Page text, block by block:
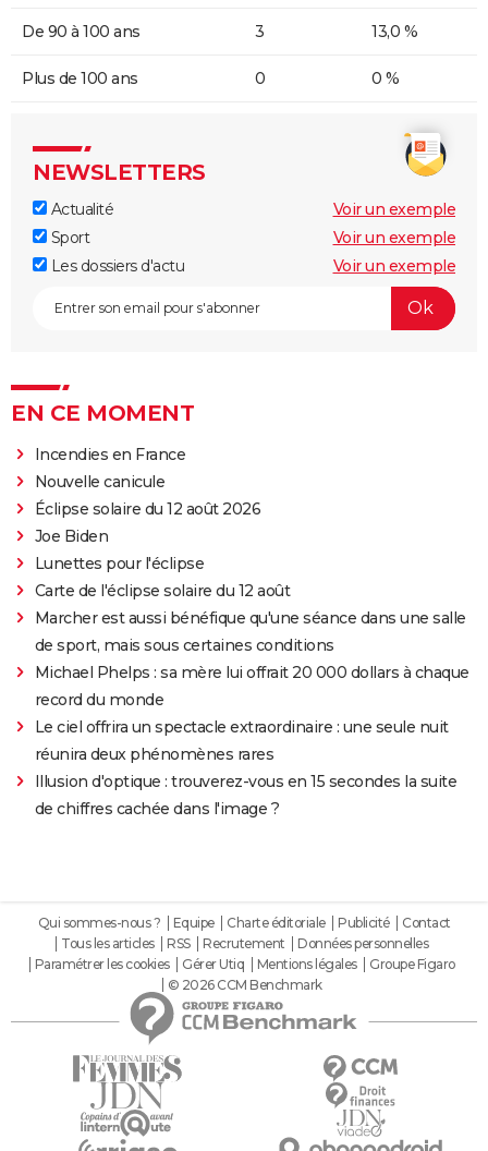
De 90 à 100 ans 3 13,0 %
Plus de 100 ans 0 0 %
NEWSLETTERS
Actualité
Voir un exemple
Sport
Voir un exemple
Les dossiers d'actu
Voir un exemple
EN CE MOMENT
Incendies en France
Nouvelle canicule
Éclipse solaire du 12 août 2026
Joe Biden
Lunettes pour l'éclipse
Carte de l'éclipse solaire du 12 août
Marcher est aussi bénéfique qu'une séance dans une salle
de sport, mais sous certaines conditions
Michael Phelps : sa mère lui offrait 20 000 dollars à chaque
record du monde
Le ciel offrira un spectacle extraordinaire : une seule nuit
réunira deux phénomènes rares
Illusion d'optique : trouverez-vous en 15 secondes la suite
de chiffres cachée dans l'image ?
Qui sommes-nous ? Equipe Charte éditoriale Publicité
Contact
Tous les articles
RSS Recrutement
Données personnelles
Paramétrer les cookies
Gérer Utiq Mentions légales
Groupe Figaro
© 2026 CCM Benchmark